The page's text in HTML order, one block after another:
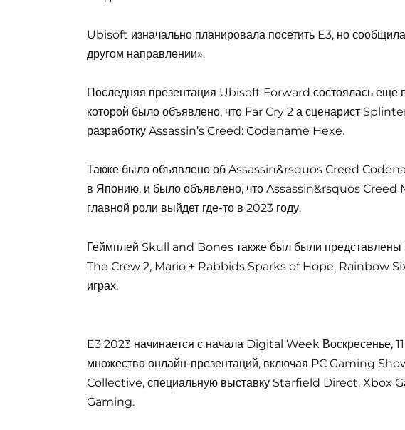
Ubisoft изначально планировала посетить E3, но
другом направлении».
Последняя презентация Ubisoft Forward состоялась еще
которой было объявлено, что Far Cry 2 а сценарист
разработку Assassin’s Creed: Codename Hexe.
Также было объявлено об Assassin&rsquos Creed
в Японию, и было объявлено, что Assassin&rsquos Creed
главной роли выйдет где-то в 2023 году.
Геймплей Skull and Bones также был были
The Crew 2, Mario + Rabbids Sparks of Hope, Rainbow
играх.
E3 2023 начинается с начала Digital Week Воскресенье,
множество онлайн-презентаций, включая PC Gaming
Collective, специальную выставку Starfield Direct, Xbox
Gaming.